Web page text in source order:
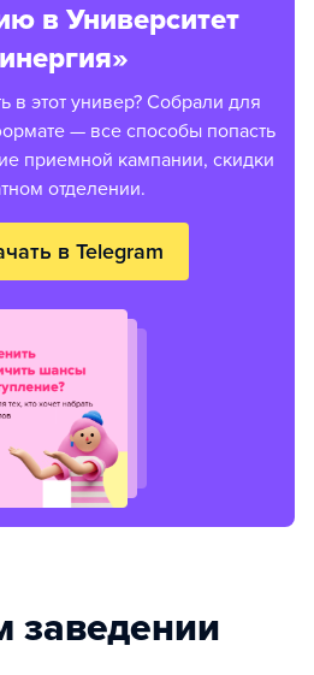
в Университет
в этот универ? Собрали для
— все способы попасть
приемной кампании, скидки
отделении.
в Telegram
заведении